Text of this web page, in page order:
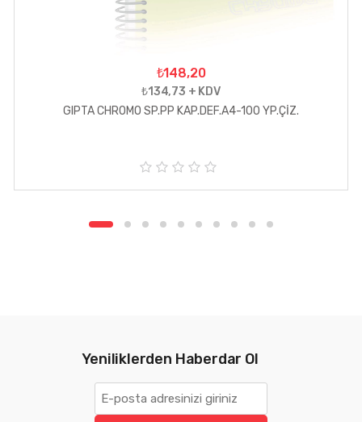
₺148,20
₺134,73 + KDV
GIPTA CHROMO SP.PP KAP.DEF.A4-100 YP.ÇİZ.
e
Yeniliklerden Haberdar Ol